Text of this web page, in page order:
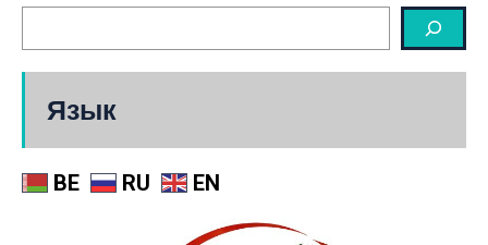
Язык
BE RU EN